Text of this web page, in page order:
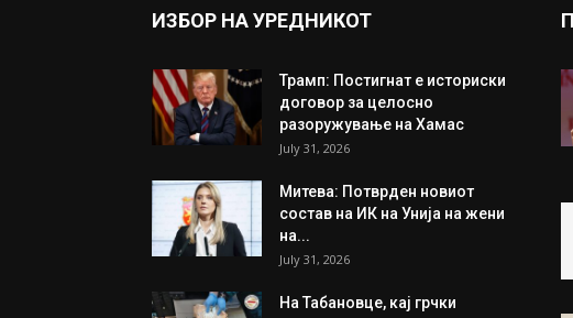
ИЗБОР НА УРЕДНИКОТ
Трамп: Постигнат е историски
договор за целосно
разоружување на Хамас
July 31, 2026
Митева: Потврден новиот
состав на ИК на Унија на жени
на...
July 31, 2026
На Табановце, кај грчки